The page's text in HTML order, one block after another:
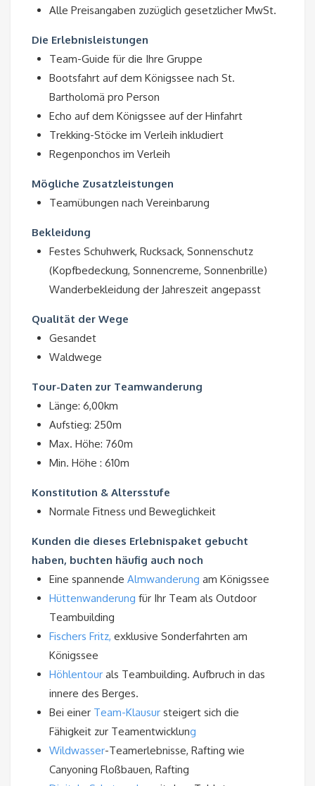
Alle Preisangaben zuzüglich gesetzlicher MwSt.
Die Erlebnisleistungen
Team-Guide für die Ihre Gruppe
Bootsfahrt auf dem Königssee nach St.
Bartholomä pro Person
Echo auf dem Königssee auf der Hinfahrt
Trekking-Stöcke im Verleih inkludiert
Regenponchos im Verleih
Mögliche Zusatzleistungen
Teamübungen nach Vereinbarung
Bekleidung
Festes Schuhwerk, Rucksack, Sonnenschutz
(Kopfbedeckung, Sonnencreme, Sonnenbrille)
Wanderbekleidung der Jahreszeit angepasst
Qualität der Wege
Gesandet
Waldwege
Tour-Daten zur Teamwanderung
Länge: 6,00km
Aufstieg: 250m
Max. Höhe: 760m
Min. Höhe : 610m
Konstitution & Altersstufe
Normale Fitness und Beweglichkeit
Kunden die dieses Erlebnispaket gebucht
haben, buchten häufig auch noch
Eine spannende Almwanderung am Königssee
Hüttenwanderung für Ihr Team als Outdoor
Teambuilding
Fischers Fritz, exklusive Sonderfahrten am
Königssee
Höhlentour als Teambuilding. Aufbruch in das
innere des Berges.
Bei einer Team-Klausur steigert sich die
Fähigkeit zur Teamentwicklung
Wildwasser-Teamerlebnisse, Rafting wie
Canyoning Floßbauen, Rafting